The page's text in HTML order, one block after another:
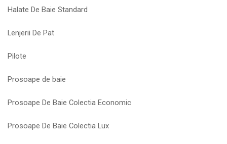
Halate De Baie Standard
Lenjerii De Pat
Pilote
Prosoape de baie
Prosoape De Baie Colectia Economic
Prosoape De Baie Colectia Lux